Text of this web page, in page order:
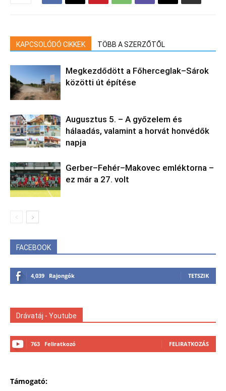
KAPCSOLÓDÓ CIKKEK TÖBB A SZERZŐTŐL
Megkezdődött a Főherceglak–Sárok
közötti út építése
Augusztus 5. – A győzelem és
hálaadás, valamint a horvát honvédők
napja
Gerber–Fehér–Makovec emléktorna –
ez már a 27. volt
FACEBOOK
4,039 Rajongók TETSZIK
Drávatáj - Youtube
763 Feliratkozó FELIRATKOZÁS
Támogató: